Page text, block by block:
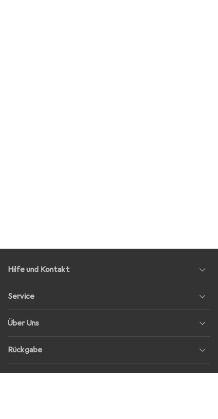
Hilfe und Kontakt
Service
Über Uns
Rückgabe